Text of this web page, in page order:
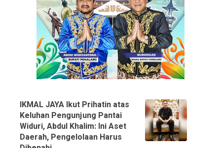
IKMAL JAYA Ikut Prihatin atas
Keluhan Pengunjung Pantai
Widuri, Abdul Khalim: Ini Aset
Daerah, Pengelolaan Harus